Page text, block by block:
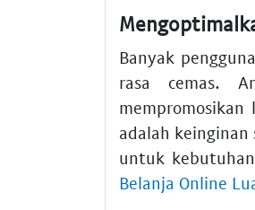
Banyak
rasa cemas.
adalah
untuk
Belanja Online